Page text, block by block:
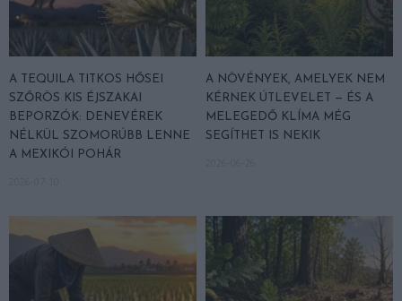
A TEQUILA TITKOS HŐSEI
SZŐRÖS KIS ÉJSZAKAI
BEPORZÓK: DENEVÉREK
NÉLKÜL SZOMORÚBB LENNE
A MEXIKÓI POHÁR
A NÖVÉNYEK, AMELYEK NEM
KÉRNEK ÚTLEVELET — ÉS A
MELEGEDŐ KLÍMA MÉG
SEGÍTHET IS NEKIK